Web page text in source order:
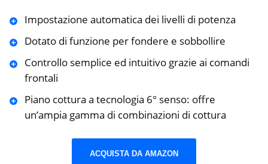
Impostazione automatica dei livelli di potenza
Dotato di funzione per fondere e sobbollire
Controllo semplice ed intuitivo grazie ai comandi
frontali
Piano cottura a tecnologia 6° senso: offre
un’ampia gamma di combinazioni di cottura
ACQUISTA DA AMAZON